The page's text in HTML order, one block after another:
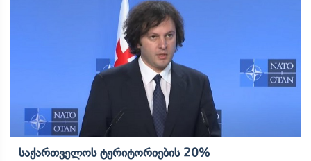
Საქართველოს Ტერიტორიების 20%